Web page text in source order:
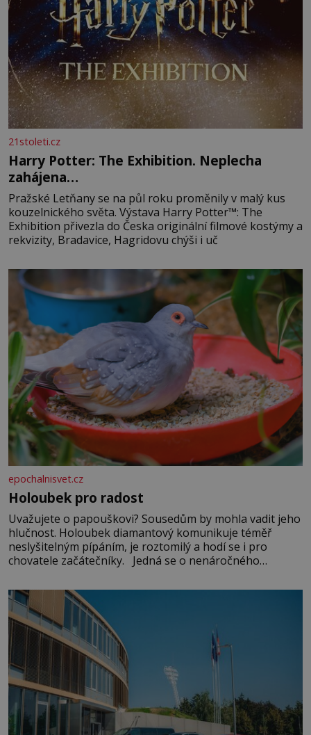
21stoleti.cz
Harry Potter: The Exhibition. Neplecha
zahájena…
Pražské Letňany se na půl roku proměnily v malý kus
kouzelnického světa. Výstava Harry Potter™: The
Exhibition přivezla do Česka originální filmové kostýmy a
rekvizity, Bradavice, Hagridovu chýši i uč
epochalnisvet.cz
Holoubek pro radost
Uvažujete o papouškovi? Sousedům by mohla vadit jeho
hlučnost. Holoubek diamantový komunikuje téměř
neslyšitelným pípáním, je roztomilý a hodí se i pro
chovatele začátečníky. Jedná se o nenáročného
času tráví na zemi, kde sbírá zbytky semínek Jeho
domovinou je prakticky celá Austrálie s výjimkou
pobřežní oblasti.